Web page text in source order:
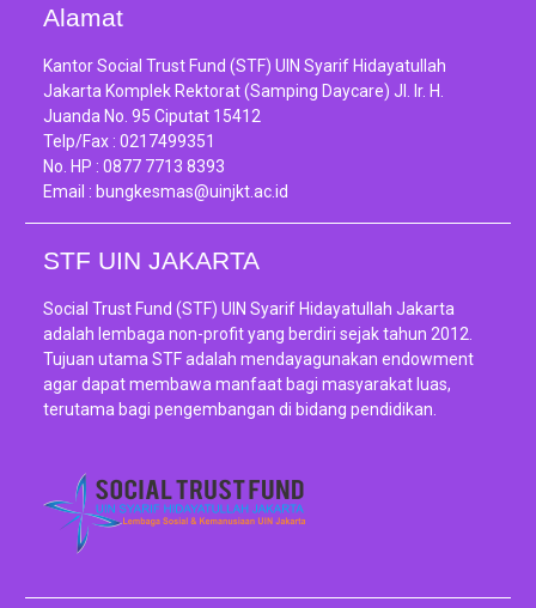
Alamat
Kantor Social Trust Fund (STF) UIN Syarif Hidayatullah
Jakarta Komplek Rektorat (Samping Daycare) Jl. Ir. H.
Juanda No. 95 Ciputat 15412
Telp/Fax :0217499351
No. HP :0877 7713 8393
Email : bungkesmas@uinjkt.ac.id
STF UIN JAKARTA
Social Trust Fund (STF) UIN Syarif Hidayatullah Jakarta
adalah lembaga non-profit yang berdiri sejak tahun 2012.
Tujuan utama STF adalah mendayagunakan endowment
agar dapat membawa manfaat bagi masyarakat luas,
terutama bagi pengembangan di bidang pendidikan.